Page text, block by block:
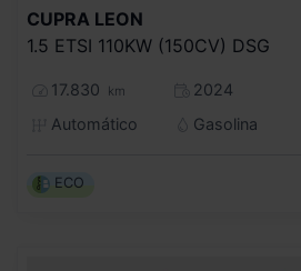
CUPRA LEON
1.5 ETSI 110KW (150CV) DSG
17.830 km
2024
Automático
Gasolina
ECO